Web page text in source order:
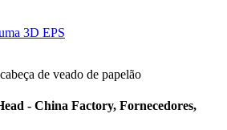
de veado de papelão
- China Factory, Fornecedores,